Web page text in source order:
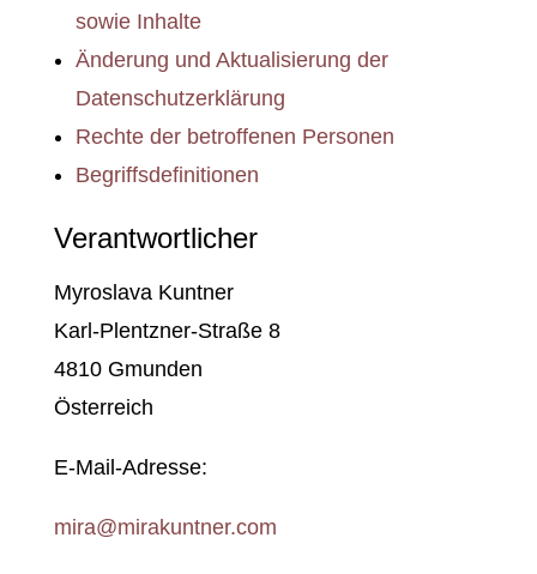
sowie Inhalte
Änderung und Aktualisierung der
Datenschutzerklärung
Rechte der betroffenen Personen
Begriffsdefinitionen
Verantwortlicher
Myroslava Kuntner
Karl-Plentzner-Straße 8
4810 Gmunden
Österreich
E-Mail-Adresse:
mira@mirakuntner.com